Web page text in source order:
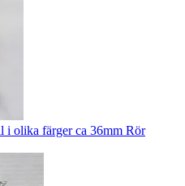
i olika färger ca 36mm Rör